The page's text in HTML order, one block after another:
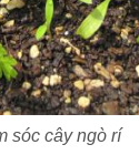
sóc cây ngò rí